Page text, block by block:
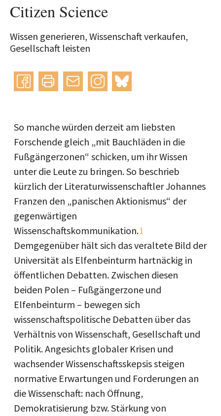
Citizen Science
Wissen generieren, Wissenschaft verkaufen,
Gesellschaft leisten
Instagram
bluesky
So manche würden derzeit am liebsten
Forschende gleich „mit Bauchläden in die
Fußgängerzonen“ schicken, um ihr Wissen
unter die Leute zu bringen. So beschrieb
kürzlich der Literaturwissenschaftler Johannes
Franzen den „panischen Aktionismus“ der
gegenwärtigen
Wissenschaftskommunikation.1
Demgegenüber hält sich das veraltete Bild der
Universität als Elfenbeinturm hartnäckig in
öffentlichen Debatten. Zwischen diesen
beiden Polen – Fußgängerzone und
Elfenbeinturm – bewegen sich
wissenschaftspolitische Debatten über das
Verhältnis von Wissenschaft, Gesellschaft und
Politik. Angesichts globaler Krisen und
wachsender Wissenschaftsskepsis steigen
normative Erwartungen und Forderungen an
die Wissenschaft: nach Öffnung,
Demokratisierung bzw. Stärkung von